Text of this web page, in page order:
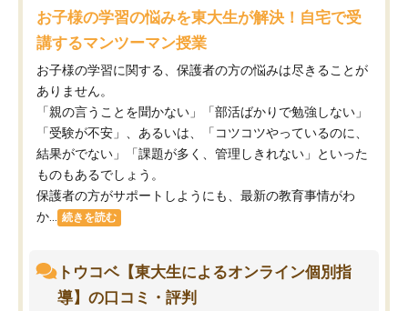
お子様の学習の悩みを東大生が解決！自宅で受
講するマンツーマン授業
お子様の学習に関する、保護者の方の悩みは尽きることが
ありません。
「親の言うことを聞かない」「部活ばかりで勉強しない」
「受験が不安」、あるいは、「コツコツやっているのに、
結果がでない」「課題が多く、管理しきれない」といった
ものもあるでしょう。
保護者の方がサポートしようにも、最新の教育事情がわ
か...
続きを読む
トウコベ【東大生によるオンライン個別指
導】の口コミ・評判